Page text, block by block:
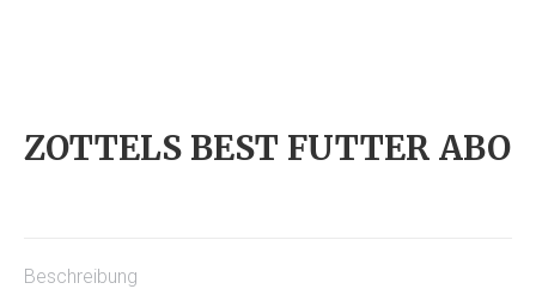
ZOTTELS BEST FUTTER ABO
Beschreibung